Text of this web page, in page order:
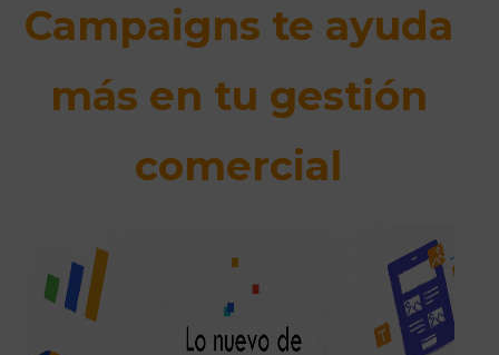
Campaigns te ayuda
más en tu gestión
comercial